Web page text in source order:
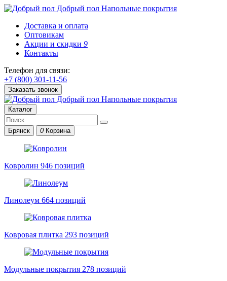
Добрый пол Напольные покрытия
Доставка и оплата
Оптовикам
Акции и скидки 9
Контакты
Телефон для связи:
+7 (800) 301-11-56
Заказать звонок
Добрый пол Напольные покрытия
Каталог
Брянск 0 Корзина
Ковролин 946 позиций
Линолеум 664 позиций
Ковровая плитка 293 позиций
Модульные покрытия 278 позиций